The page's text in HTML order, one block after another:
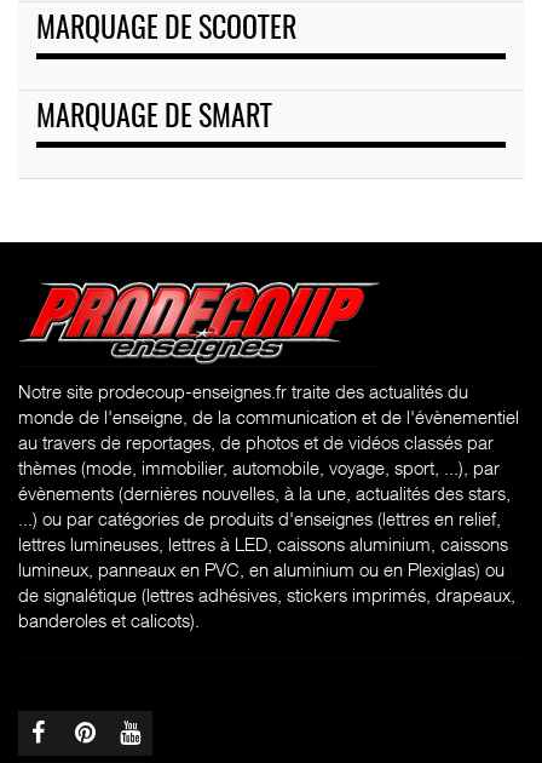
MARQUAGE DE SCOOTER
MARQUAGE DE SMART
Notre site prodecoup-enseignes.fr traite des actualités du
monde de l'enseigne, de la communication et de l'évènementiel
au travers de reportages, de photos et de vidéos classés par
thèmes (mode, immobilier, automobile, voyage, sport, ...), par
évènements (dernières nouvelles, à la une, actualités des stars,
...) ou par catégories de produits d'enseignes (lettres en relief,
lettres lumineuses, lettres à LED, caissons aluminium, caissons
lumineux, panneaux en PVC, en aluminium ou en Plexiglas) ou
de signalétique (lettres adhésives, stickers imprimés, drapeaux,
banderoles et calicots).